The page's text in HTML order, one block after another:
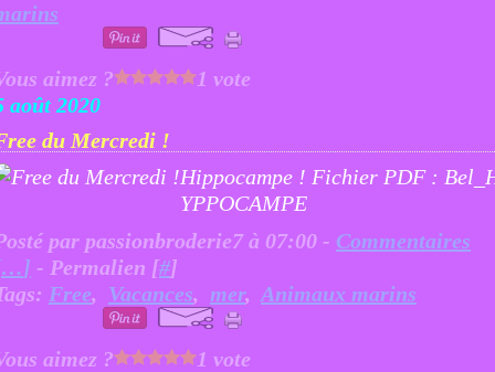
aimez ?
1 vote
août 2020
du Mercredi !
Hippocampe ! Fichier PDF :
YPPOCAMPE
par passionbroderie7 à 07:00 - Commentaires
…] - Permalien [#]
Free, Vacances, mer, Animaux marins
aimez ?
1 vote